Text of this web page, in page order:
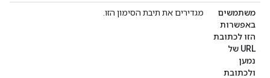
משתמשים
באפשרות
הזו לכתובת
URL של
נמען
ולכתובת
מגדירים את תיבת הסימון הזו.